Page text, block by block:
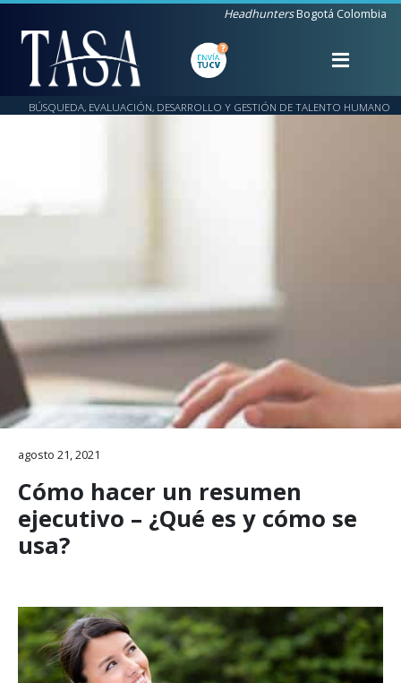
HeadhuntersBogotá Colombia
BÚSQUEDA, EVALUACIÓN, DESARROLLO Y GESTIÓN DE TALENTO HUMANO
agosto 21, 2021
Cómo hacer un resumen
ejecutivo – ¿Qué es y cómo se
usa?